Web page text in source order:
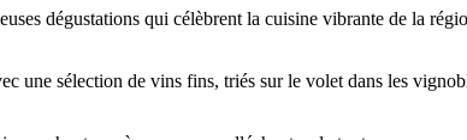
dégustations qui célèbrent la cuisine vibrante de la
une sélection de vins fins, triés sur le volet dans les